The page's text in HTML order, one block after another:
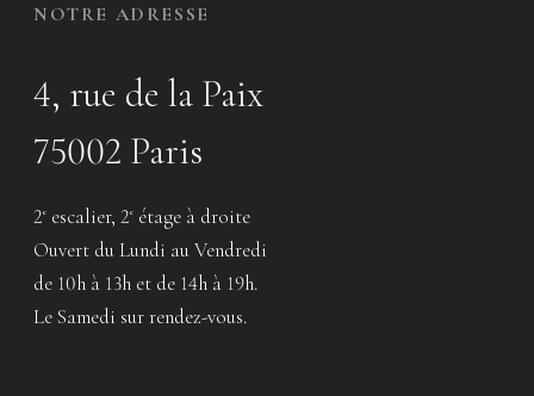
NOTRE ADRESSE
4, rue de la Paix
75002 Paris
2e escalier, 2e étage à droite
Ouvert du Lundi au Vendredi
de 10h à 13h et de 14h à 19h.
Le Samedi sur rendez-vous.